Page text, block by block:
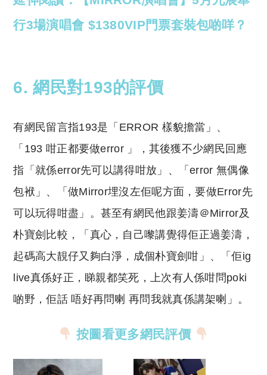
行3場演唱會 $1380VIP門票套裝包啲咩？
6. 網民對193的評價
有網民留言指193是「ERROR 樣貌擔當」、
「193 咁正都要做error 」，其後獲不少網民回應
指「就係error先可以講得咁放」、「error 無偶像
包袱」、「做Mirror埋沒左佢呢方面，要做Error先
可以玩得咁盡」。甚至有網民他跟姜濤＠Mirror及
朴寶劍比較，「真心，自己嚟講覺得佢正過姜濤，
起碼高大靚仔又夠白淨，成個朴寶劍咁」、「佢ig
live真係好正，睇親都笑死，上次有人係咁問poki
啲野，佢話 唔好再問喇 再問我就真係講架喇」。
按圖看更多網民評價